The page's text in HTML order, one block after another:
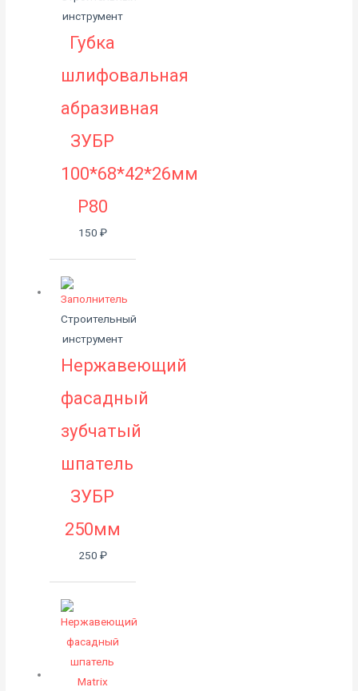
инструмент
Губка
шлифовальная
абразивная
ЗУБР
100*68*42*26мм
Р80
150 ₽
Строительный
инструмент
Нержавеющий
фасадный
зубчатый
шпатель
ЗУБР
250мм
250 ₽